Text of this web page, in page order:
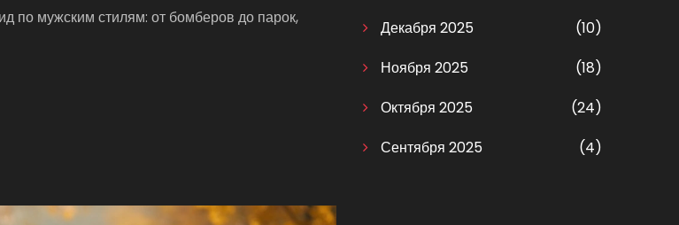
по мужским стилям: от бомберов до парок,
Декабря 2025
(10)
Ноября 2025
(18)
Октября 2025
(24)
Сентября 2025
(4)